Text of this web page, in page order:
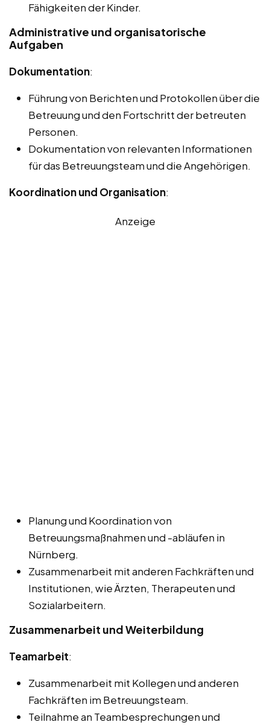
Fähigkeiten der Kinder.
Administrative und organisatorische
Aufgaben
Dokumentation:
Führung von Berichten und Protokollen über die
Betreuung und den Fortschritt der betreuten
Personen.
Dokumentation von relevanten Informationen
für das Betreuungsteam und die Angehörigen.
Koordination und Organisation:
Anzeige
Planung und Koordination von
Betreuungsmaßnahmen und -abläufen in
Nürnberg.
Zusammenarbeit mit anderen Fachkräften und
Institutionen, wie Ärzten, Therapeuten und
Sozialarbeitern.
Zusammenarbeit und Weiterbildung
Teamarbeit:
Zusammenarbeit mit Kollegen und anderen
Fachkräften im Betreuungsteam.
Teilnahme an Teambesprechungen und